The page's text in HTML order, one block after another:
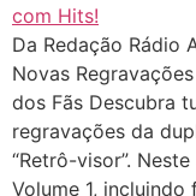
Da Redação Rádio
Novas
dos Fãs Descubra
regravações da
“Retrô-visor”.
Volume 1,